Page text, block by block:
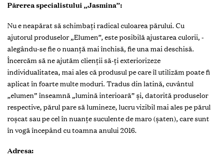
Părerea specialistului „Jasmina”:
Nu e neapărat să schimbaţi radical culoarea părului. Cu
ajutorul produselor „Elumen”, este posibilă ajustarea culorii, ­
alegându-se fie o nuanţă mai închisă, fie una mai deschisă.
Încercăm să ne ajutăm clienţii să-ţi exteriorizeze
individualitatea, mai ales că produsul pe care îl utilizăm poate fi
aplicat în foarte multe moduri. Tradus din latină, cuvântul
„elumen” înseamnă „lumină interioară” și, datorită produselor
respective, părul pare să lumineze, lucru vizibil mai ales pe părul
roșcat sau pe cel în nuanţe suculente de maro (șaten), care sunt
în vogă începând cu toamna anului 2016.
Adresa: